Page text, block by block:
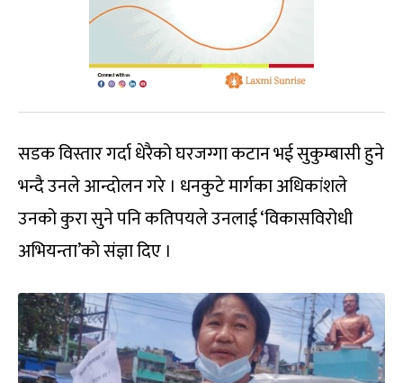
सडक विस्तार गर्दा धेरैको घरजग्गा कटान भई सुकुम्बासी हुने
भन्दै उनले आन्दोलन गरे । धनकुटे मार्गका अधिकांशले
उनको कुरा सुने पनि कतिपयले उनलाई ‘विकासविरोधी
अभियन्ता’को संज्ञा दिए ।